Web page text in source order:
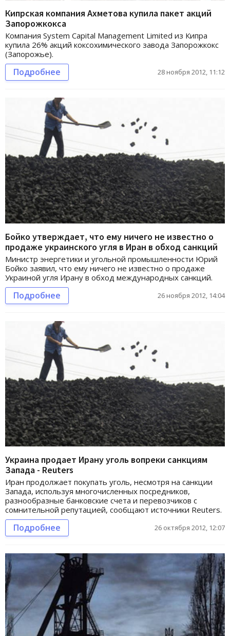
Кипрская компания Ахметова купила пакет акций
Запорожкокса
Компания System Capital Management Limited из Кипра
купила 26% акций коксохимического завода Запорожкокс
(Запорожье).
Подробнее 28 ноября 2012, 11:12
Бойко утверждает, что ему ничего не известно о
продаже украинского угля в Иран в обход санкций
Министр энергетики и угольной промышленности Юрий
Бойко заявил, что ему ничего не известно о продаже
Украиной угля Ирану в обход международных санкций.
Подробнее 26 ноября 2012, 14:04
Украина продает Ирану уголь вопреки санкциям
Запада - Reuters
Иран продолжает покупать уголь, несмотря на санкции
Запада, используя многочисленных посредников,
разнообразные банковские счета и перевозчиков с
сомнительной репутацией, сообщают источники Reuters.
Подробнее 26 октября 2012, 12:07